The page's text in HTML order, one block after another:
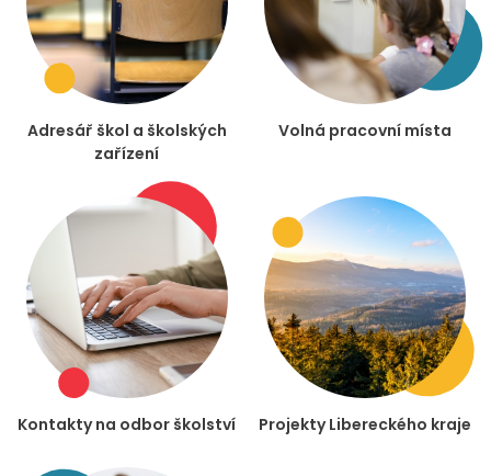
Adresář škol a školských
zařízení
Volná pracovní místa
Kontakty na odbor školství Projekty Libereckého kraje